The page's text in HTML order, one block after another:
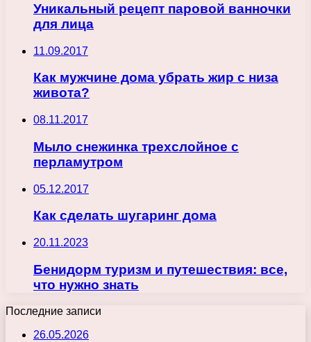
Уникальный рецепт паровой ванночки
для лица
11.09.2017
Как мужчине дома убрать жир с низа
живота?
08.11.2017
Мыло снежинка трехслойное с
перламутром
05.12.2017
Как сделать шугаринг дома
20.11.2023
Бенидорм туризм и путешествия: все,
что нужно знать
Последние записи
26.05.2026